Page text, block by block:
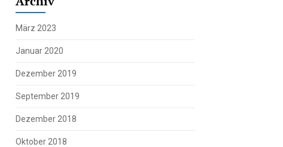
März 2023
Januar 2020
Dezember 2019
September 2019
Dezember 2018
Oktober 2018